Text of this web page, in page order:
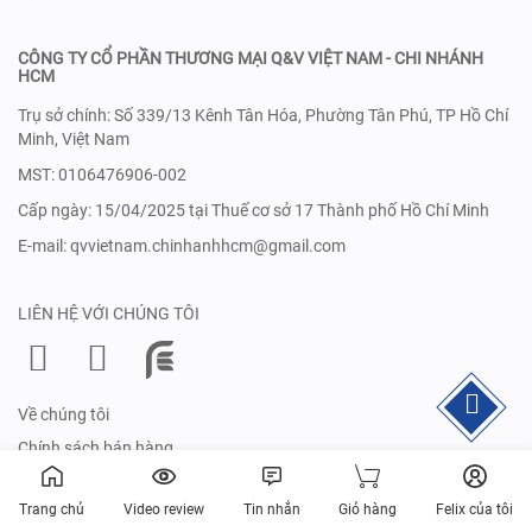
Trang chủ Video review Tin nhắn Giỏ hàng Felix của tôi
CÔNG TY CỔ PHẦN THƯƠNG MẠI Q&V VIỆT NAM - CHI NHÁNH
HCM
Trụ sở chính: Số 339/13 Kênh Tân Hóa, Phường Tân Phú, TP Hồ Chí
Minh, Việt Nam
MST: 0106476906-002
Cấp ngày: 15/04/2025 tại Thuế cơ sở 17 Thành phố Hồ Chí Minh
E-mail: qvvietnam.chinhanhhcm@gmail.com
LIÊN HỆ VỚI CHÚNG TÔI
Về chúng tôi
Chính sách bán hàng
Điều khoản và bảo mật